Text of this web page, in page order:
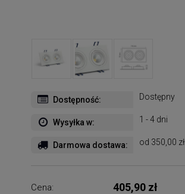
Dostępność: Dostępny
Wysyłka w: 1 - 4 dni
Darmowa dostawa: od 350,00 zł
Cena: 405,90 zł